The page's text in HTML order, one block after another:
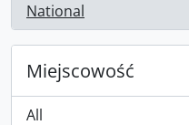
National
, 1 results
Miejscowość
All